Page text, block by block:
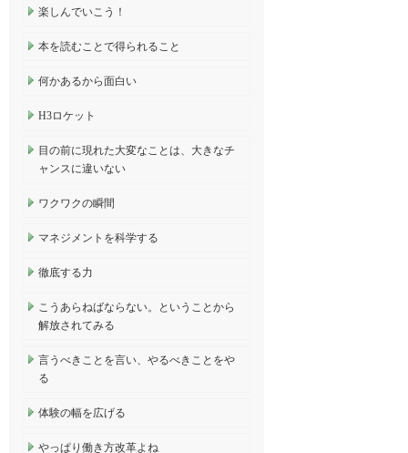
楽しんでいこう！
本を読むことで得られること
何かあるから面白い
H3ロケット
目の前に現れた大変なことは、大きなチ
ャンスに違いない
ワクワクの瞬間
マネジメントを科学する
徹底する力
こうあらねばならない。ということから
解放されてみる
言うべきことを言い、やるべきことをや
る
体験の幅を広げる
やっぱり働き方改革よね